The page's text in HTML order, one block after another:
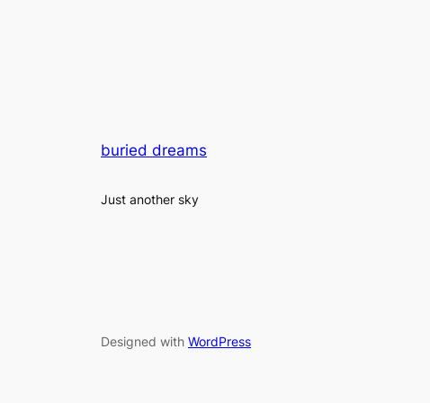
buried dreams
Just another sky
Designed with WordPress